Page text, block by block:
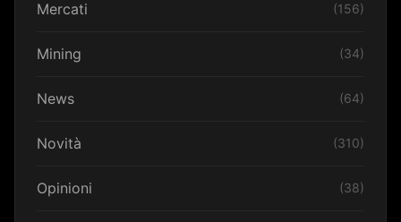
Mercati (156)
Mining (34)
News (64)
Novità (310)
Opinioni (38)